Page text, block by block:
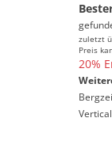
zuletzt
Preis
20%